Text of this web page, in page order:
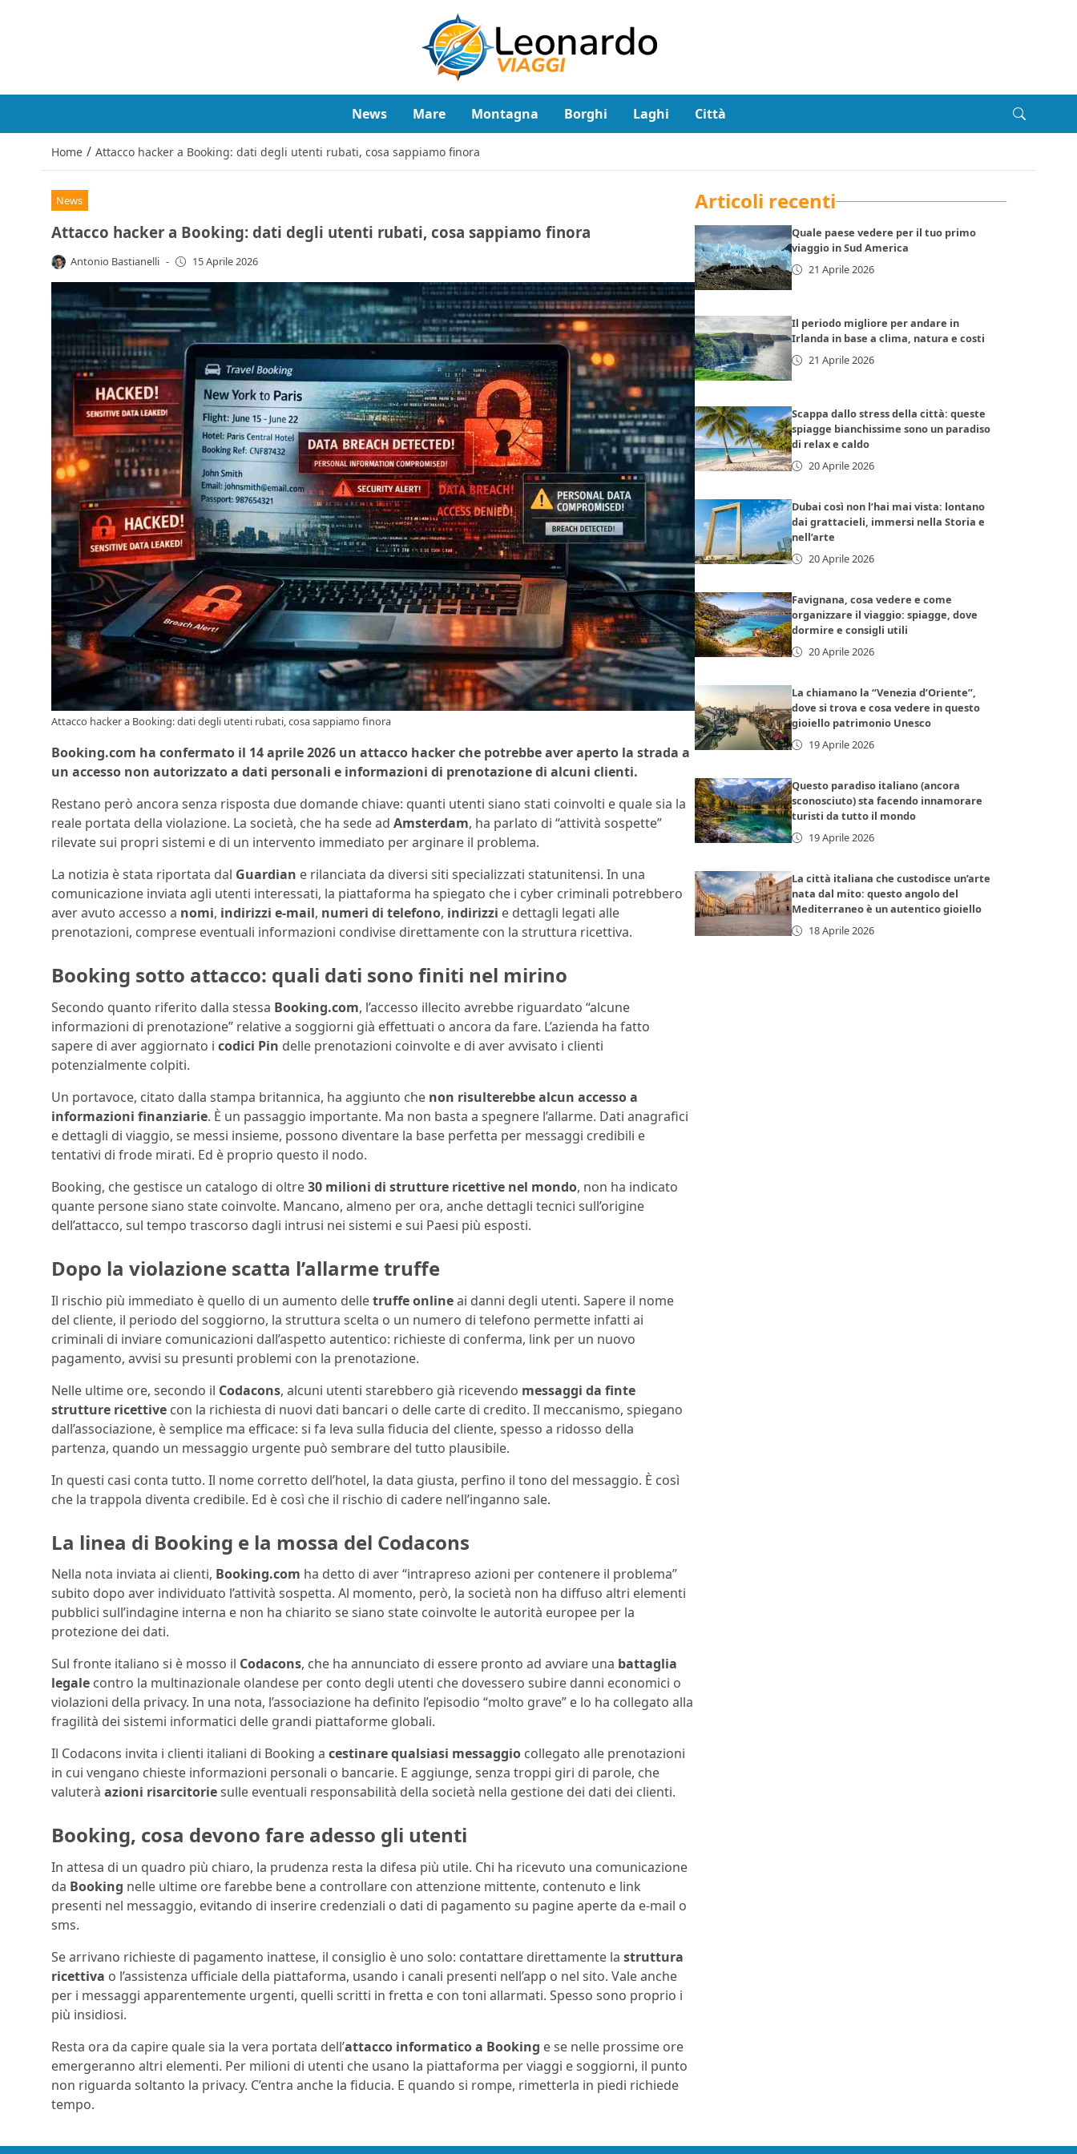
News Mare Montagna Borghi Laghi Città
Home / Attacco hacker a Booking: dati degli utenti rubati, cosa sappiamo finora
News
Attacco hacker a Booking: dati degli utenti rubati, cosa sappiamo finora
Antonio Bastianelli - 15 Aprile 2026
Attacco hacker a Booking: dati degli utenti rubati, cosa sappiamo finora
Booking.com ha confermato il 14 aprile 2026 un attacco hacker che potrebbe aver aperto la strada a
un accesso non autorizzato a dati personali e informazioni di prenotazione di alcuni clienti.
Restano però ancora senza risposta due domande chiave: quanti utenti siano stati coinvolti e quale sia la
reale portata della violazione. La società, che ha sede ad Amsterdam, ha parlato di “attività sospette”
rilevate sui propri sistemi e di un intervento immediato per arginare il problema.
La notizia è stata riportata dal Guardian e rilanciata da diversi siti specializzati statunitensi. In una
comunicazione inviata agli utenti interessati, la piattaforma ha spiegato che i cyber criminali potrebbero
aver avuto accesso a nomi, indirizzi e-mail, numeri di telefono, indirizzi e dettagli legati alle
prenotazioni, comprese eventuali informazioni condivise direttamente con la struttura ricettiva.
Booking sotto attacco: quali dati sono finiti nel mirino
Secondo quanto riferito dalla stessa Booking.com, l’accesso illecito avrebbe riguardato “alcune
informazioni di prenotazione” relative a soggiorni già effettuati o ancora da fare. L’azienda ha fatto
sapere di aver aggiornato i codici Pin delle prenotazioni coinvolte e di aver avvisato i clienti
potenzialmente colpiti.
Un portavoce, citato dalla stampa britannica, ha aggiunto che non risulterebbe alcun accesso a
informazioni finanziarie. È un passaggio importante. Ma non basta a spegnere l’allarme. Dati anagrafici
e dettagli di viaggio, se messi insieme, possono diventare la base perfetta per messaggi credibili e
tentativi di frode mirati. Ed è proprio questo il nodo.
Booking, che gestisce un catalogo di oltre30 milioni di strutture ricettive nel mondo, non ha indicato
quante persone siano state coinvolte. Mancano, almeno per ora, anche dettagli tecnici sull’origine
dell’attacco, sul tempo trascorso dagli intrusi nei sistemi e sui Paesi più esposti.
Dopo la violazione scatta l’allarme truffe
Il rischio più immediato è quello di un aumento delletruffe onlineai danni degli utenti. Sapere il nome
del cliente, il periodo del soggiorno, la struttura scelta o un numero di telefono permette infatti ai
criminali di inviare comunicazioni dall’aspetto autentico: richieste di conferma, link per un nuovo
pagamento, avvisi su presunti problemi con la prenotazione.
Nelle ultime ore, secondo il Codacons, alcuni utenti starebbero già ricevendo messaggi da finte
strutture ricettive con la richiesta di nuovi dati bancari o delle carte di credito. Il meccanismo, spiegano
dall’associazione, è semplice ma efficace: si fa leva sulla fiducia del cliente, spesso a ridosso della
partenza, quando un messaggio urgente può sembrare del tutto plausibile.
In questi casi conta tutto. Il nome corretto dell’hotel, la data giusta, perfino il tono del messaggio. È così
che la trappola diventa credibile. Ed è così che il rischio di cadere nell’inganno sale.
La linea di Booking e la mossa del Codacons
Nella nota inviata ai clienti, Booking.com ha detto di aver “intrapreso azioni per contenere il problema”
subito dopo aver individuato l’attività sospetta. Al momento, però, la società non ha diffuso altri elementi
pubblici sull’indagine interna e non ha chiarito se siano state coinvolte le autorità europee per la
protezione dei dati.
Sul fronte italiano si è mosso il Codacons, che ha annunciato di essere pronto ad avviare una battaglia
legale contro la multinazionale olandese per conto degli utenti che dovessero subire danni economici o
violazioni della privacy. In una nota, l’associazione ha definito l’episodio “molto grave” e lo ha collegato alla
fragilità dei sistemi informatici delle grandi piattaforme globali.
Il Codacons invita i clienti italiani di Booking a cestinare qualsiasi messaggio collegato alle prenotazioni
in cui vengano chieste informazioni personali o bancarie. E aggiunge, senza troppi giri di parole, che
valuterà azioni risarcitoriesulle eventuali responsabilità della società nella gestione dei dati dei clienti.
Booking, cosa devono fare adesso gli utenti
In attesa di un quadro più chiaro, la prudenza resta la difesa più utile. Chi ha ricevuto una comunicazione
da Booking nelle ultime ore farebbe bene a controllare con attenzione mittente, contenuto e link
presenti nel messaggio, evitando di inserire credenziali o dati di pagamento su pagine aperte da e-mail o
sms.
Se arrivano richieste di pagamento inattese, il consiglio è uno solo: contattare direttamente la struttura
ricettiva o l’assistenza ufficiale della piattaforma, usando i canali presenti nell’app o nel sito. Vale anche
per i messaggi apparentemente urgenti, quelli scritti in fretta e con toni allarmati. Spesso sono proprio i
più insidiosi.
Resta ora da capire quale sia la vera portata dell’attacco informatico a Booking e se nelle prossime ore
emergeranno altri elementi. Per milioni di utenti che usano la piattaforma per viaggi e soggiorni, il punto
non riguarda soltanto la privacy. C’entra anche la fiducia. E quando si rompe, rimetterla in piedi richiede
tempo.
Articoli recenti
Quale paese vedere per il tuo primo
viaggio in Sud America
21 Aprile 2026
Il periodo migliore per andare in
Irlanda in base a clima, natura e costi
21 Aprile 2026
Scappa dallo stress della città: queste
spiagge bianchissime sono un paradiso
di relax e caldo
20 Aprile 2026
Dubai così non l’hai mai vista: lontano
dai grattacieli, immersi nella Storia e
nell’arte
20 Aprile 2026
Favignana, cosa vedere e come
organizzare il viaggio: spiagge, dove
dormire e consigli utili
20 Aprile 2026
La chiamano la “Venezia d’Oriente”,
dove si trova e cosa vedere in questo
gioiello patrimonio Unesco
19 Aprile 2026
Questo paradiso italiano (ancora
sconosciuto) sta facendo innamorare
turisti da tutto il mondo
19 Aprile 2026
La città italiana che custodisce un’arte
nata dal mito: questo angolo del
Mediterraneo è un autentico gioiello
18 Aprile 2026